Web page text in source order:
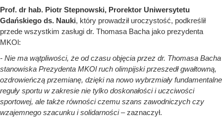
Prof. dr hab. Piotr Stepnowski, Prorektor Uniwersytetu
Gdańskiego ds. Nauki, który prowadził uroczystość, podkreślił
przede wszystkim zasługi dr. Thomasa Bacha jako prezydenta
MKOl:
- Nie ma wątpliwości, że od czasu objęcia przez dr. Thomasa Bacha
stanowiska Prezydenta MKOl ruch olimpijski przeszedł gwałtowną,
ozdrowieńczą przemianę, dzięki na nowo wybrzmiały fundamentalne
reguły sportu w zakresie nie tylko doskonałości i uczciwości
sportowej, ale także równości czemu szans zawodniczych czy
wzajemnego szacunku i solidarności– zaznaczył.